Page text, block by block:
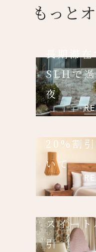
もっと
SLHで
夜
20%割
いて
スイー
引
名前（ローマ字）*
Eメール*
送信